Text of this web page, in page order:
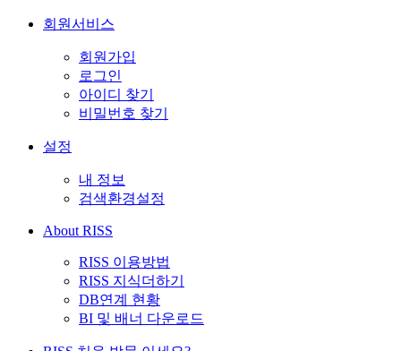
회원서비스
회원가입
로그인
아이디 찾기
비밀번호 찾기
설정
내 정보
검색환경설정
About RISS
RISS 이용방법
RISS 지식더하기
DB연계 현황
BI 및 배너 다운로드